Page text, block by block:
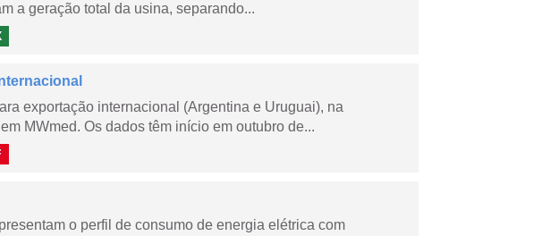
a geração total da usina, separando...
exportação internacional (Argentina e Uruguai), na
MWmed. Os dados têm início em outubro de...
o perfil de consumo de energia elétrica com